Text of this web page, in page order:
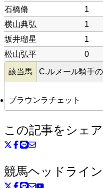
石橋脩
1
横山典弘
1
坂井瑠星
1
松山弘平
0
該当馬 C.ルメール騎手
ブラウンラチェット
この記事をシェ
競馬ヘッドライ